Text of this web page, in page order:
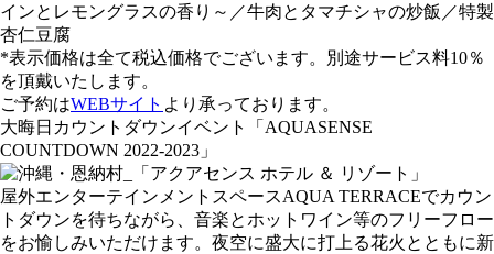
インとレモングラスの香り～／牛肉とタマチシャの炒飯／特製
杏仁豆腐
*表示価格は全て税込価格でございます。別途サービス料10％
を頂戴いたします。
ご予約はWEBサイト より承っております。
大晦日カウントダウンイベント「AQUASENSE
COUNTDOWN 2022-2023」
屋外エンターテインメントスペースAQUA TERRACEでカウン
トダウンを待ちながら、音楽とホットワイン等のフリーフロー
をお愉しみいただけます。夜空に盛大に打上る花火とともに新